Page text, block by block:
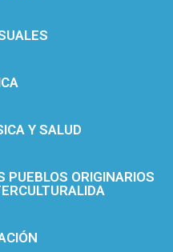
Y SALUD
PUEBLOS ORIGINARIOS